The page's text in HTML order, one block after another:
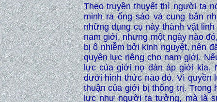
Theo truyền thuyết thì người ta
minh ra ống sáo và cung bắn
những dụng cụ này thành vật
nam giới, nhưng một ngày nào
bị ô nhiễm bởi kinh nguyệt, nên
quyền lực riêng cho nam giới.
lực của giới nọ đàn áp giới kia.
dưới hình thức nào đó. Vì quyền
thuận của giới bị thống trị. Trong
lực như người ta tưởng, mà là